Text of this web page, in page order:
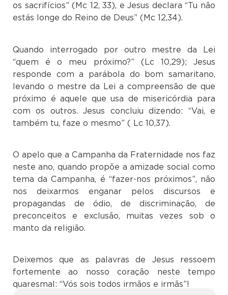
os sacrifícios” (Mc 12, 33), e Jesus declara “Tu não
estás longe do Reino de Deus” (Mc 12,34).
Quando interrogado por outro mestre da Lei
“quem é o meu próximo?” (Lc 10,29); Jesus
responde com a parábola do bom samaritano,
levando o mestre da Lei a compreensão de que
próximo é aquele que usa de misericórdia para
com os outros. Jesus concluiu dizendo: “Vai, e
também tu, faze o mesmo” ( Lc 10,37).
O apelo que a Campanha da Fraternidade nos faz
neste ano, quando propõe a amizade social como
tema da Campanha, é “fazer-nos próximos”, não
nos deixarmos enganar pelos discursos e
propagandas de ódio, de discriminação, de
preconceitos e exclusão, muitas vezes sob o
manto da religião.
Deixemos que as palavras de Jesus ressoem
fortemente ao nosso coração neste tempo
quaresmal: “Vós sois todos irmãos e irmãs”!